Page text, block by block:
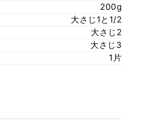
200g
大さじ1と1/2
大さじ2
大さじ3
1片